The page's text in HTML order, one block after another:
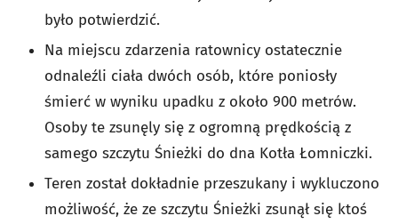
było potwierdzić.
Na miejscu zdarzenia ratownicy ostatecznie
odnaleźli ciała dwóch osób, które poniosły
śmierć w wyniku upadku z około 900 metrów.
Osoby te zsunęly się z ogromną prędkością z
samego szczytu Śnieżki do dna Kotła Łomniczki.
Teren został dokładnie przeszukany i wykluczono
możliwość, że ze szczytu Śnieżki zsunął się ktoś